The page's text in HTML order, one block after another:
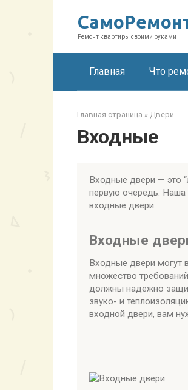
Ремонт квартиры своими руками
Главная Что
Главная страница » Двери
Входные
Входные двери — это
первую очередь. Наша
входные двери.
Входные
Входные двери могут
множество
должны надежно
звуко- и
входной двери, вам